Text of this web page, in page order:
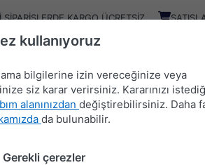
KARGO ÜCRETSIZ
MUTFAK
AKSESUARLARI
kullanıyoruz
bilgilerine izin vereceğinize veya
siz karar verirsiniz. Kararınızı
alanınızdan değiştirebilirsiniz. Daha
da bulunabilir.
Gerekli çerezler